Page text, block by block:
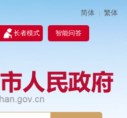
简体 | 繁体
长者模式 智能问答